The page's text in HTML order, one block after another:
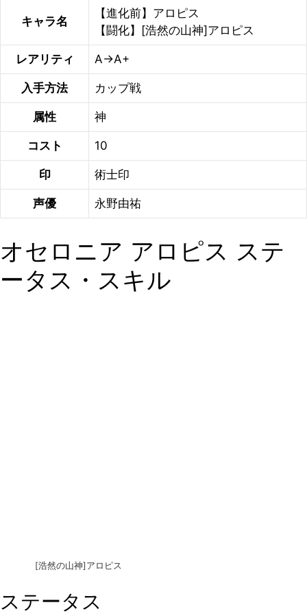
キャラ名
【進化前】アロピス
【闘化】[浩然の山神]アロピス
レアリティ A→A+
入手方法 カップ戦
属性 神
コスト 10
印 術士印
声優 永野由祐
オセロニア アロピス ステ
ータス・スキル
[浩然の山神]アロピス
ステータス